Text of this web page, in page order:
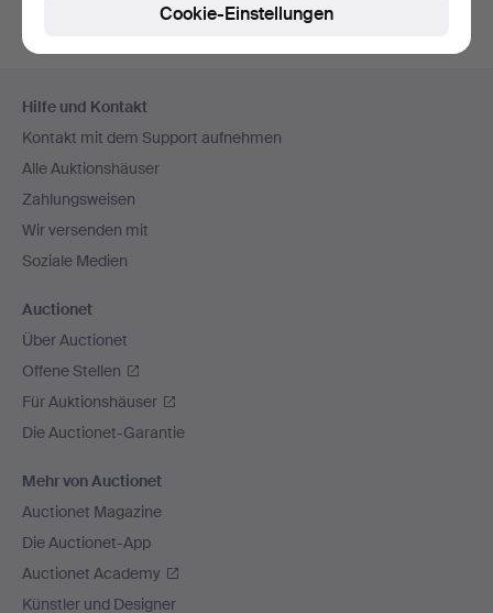
Navigation
Hilfe und Kontakt
Kontakt mit dem Support aufnehmen
Alle Auktionshäuser
Zahlungsweisen
Wir versenden mit
Soziale Medien
Auctionet
Über Auctionet
Offene Stellen
Für Auktionshäuser
Die Auctionet-Garantie
Mehr von Auctionet
Auctionet Magazine
Die Auctionet-App
Auctionet Academy
Künstler und Designer
Cookie-Einstellungen